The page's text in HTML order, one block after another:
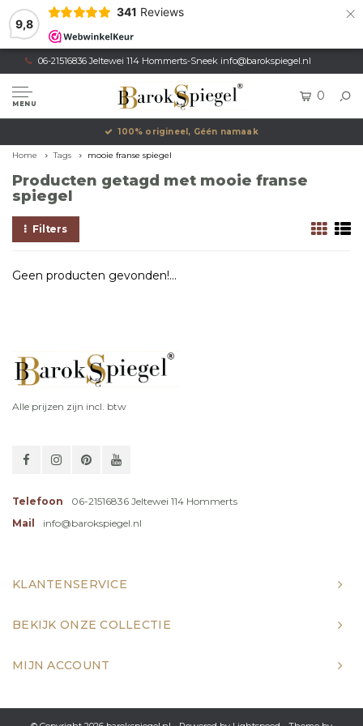
9,8
341 Reviews ×
06-21516836 Jeltewei 114 Hommerts-Sneek info@barokspiegel.nl
MENU
0
100% origineel, Géén namaak
Home Tags mooie franse spiegel
Producten getagd met mooie franse
spiegel
Filters
Geen producten gevonden!...
Alle prijzen zijn incl. btw
Telefoon
06-21516836 Jeltewei 114 Hommerts
Mail
info@barokspiegel.nl
KLANTENSERVICE
BEKIJK ONZE COLLECTIE
MIJN ACCOUNT